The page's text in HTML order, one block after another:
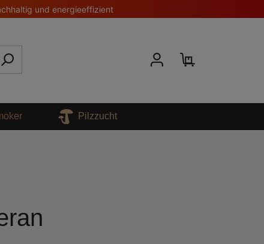
und energieeffizient
Pilzzucht